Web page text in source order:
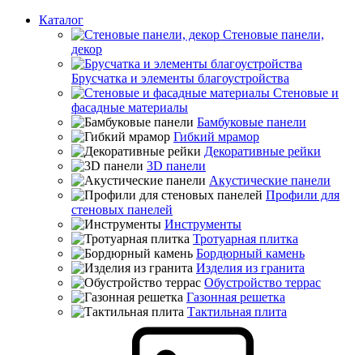
Каталог
Стеновые панели,
декор
Брусчатка и элементы благоустройства
Стеновые и
фасадные материалы
Бамбуковые панели
Гибкий мрамор
Декоративные рейки
3D панели
Акустические панели
Профили для
стеновых панелей
Инструменты
Тротуарная плитка
Бордюрный камень
Изделия из гранита
Обустройство террас
Газонная решетка
Тактильная плита